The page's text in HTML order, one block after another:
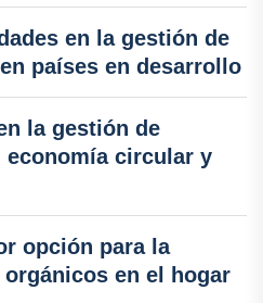
en la gestión de
países en desarrollo
la gestión de
circular y
opción para la
en el hogar